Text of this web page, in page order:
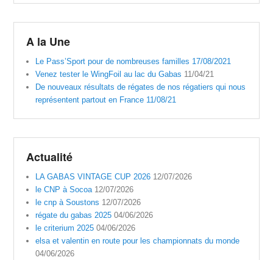
A la Une
Le Pass’Sport pour de nombreuses familles 17/08/2021
Venez tester le WingFoil au lac du Gabas 11/04/21
De nouveaux résultats de régates de nos régatiers qui nous
représentent partout en France 11/08/21
Actualité
LA GABAS VINTAGE CUP 2026 12/07/2026
le CNP à Socoa 12/07/2026
le cnp à Soustons 12/07/2026
régate du gabas 2025 04/06/2026
le criterium 2025 04/06/2026
elsa et valentin en route pour les championnats du monde
04/06/2026